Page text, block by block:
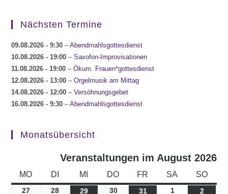
Nächsten Termine
09.08.2026 - 9:30 –Abendmahlsgottesdienst
10.08.2026 - 19:00 –Saxofon-Improvisationen
11.08.2026 - 19:00 –Ökum. Frauen*gottesdienst
12.08.2026 - 13:00 –Orgelmusik am Mittag
14.08.2026 - 12:00 –Versöhnungsgebet
16.08.2026 - 9:30 –Abendmahlsgottesdienst
Monatsübersicht
Veranstaltungen im August 2026
MO MONTAG
DI DIENSTAG
MI MITTWOCH
DO DONNERSTAG
FR FREITAG
SA SAMSTAG
SO
27 27.07.2026
28 28.07.2026
29 29.07.2026
3030.07.2026
3131.07.2026
101.08.2026
2